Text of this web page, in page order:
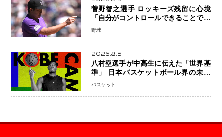
菅野智之選手 ロッキーズ残留に心境
「自分がコントロールできることでは
ない」 トレード報道にも冷静な姿勢
野球
2026.8.5
八村塁選手が中高生に伝えた「世界基
準」 日本バスケットボール界の未来
を変える“練習の質”という哲学
バスケット